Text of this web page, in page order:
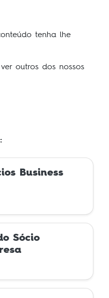
tenha lhe
outros dos nossos
Business
Sócio